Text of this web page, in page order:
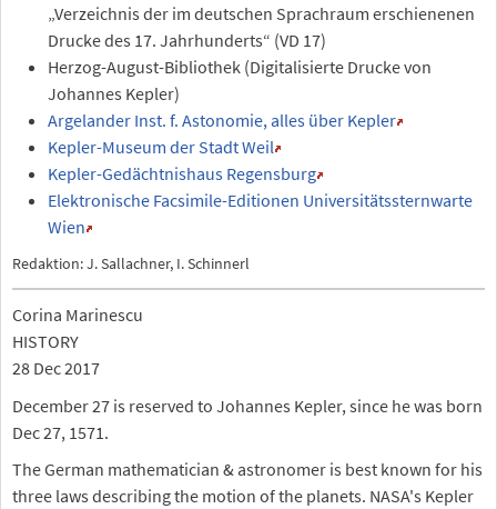
„Verzeichnis der im deutschen Sprachraum erschienenen
Drucke des 17. Jahrhunderts“ (VD 17)
Herzog-August-Bibliothek (Digitalisierte Drucke von
Johannes Kepler)
Argelander Inst. f. Astonomie, alles über Kepler
Kepler-Museum der Stadt Weil
Kepler-Gedächtnishaus Regensburg
Elektronische Facsimile-Editionen Universitätssternwarte
Wien
Redaktion: J. Sallachner, I. Schinnerl
Corina Marinescu
HISTORY
28 Dec 2017
December 27 is reserved to Johannes Kepler, since he was born
Dec 27, 1571.
The German mathematician & astronomer is best known for his
three laws describing the motion of the planets. NASA's Kepler